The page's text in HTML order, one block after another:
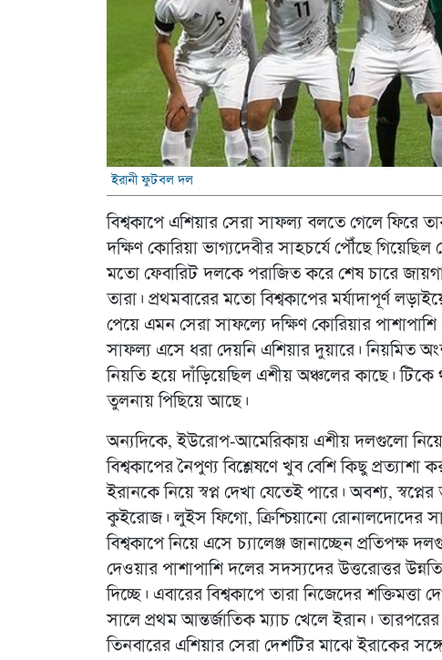
ইরানী ফুটবল দল
বিশ্বকাপে এশিয়ার সেরা সাফল্য বলতে গেলে ফিরে
দক্ষিণ কোরিয়া ভাগ্যদেবীর সাহচর্যে পৌঁছে গিয়েছিল
মতো ফেবারিট দলকে পরাজিত করে শেষ চারে
তারা। প্রথমবারের মতো বিশ্বকাপের মর্যাদাপূর্ণ
পেয়ে এমন সেরা সাফল্যে দক্ষিণ কোরিয়ার
সাফল্য এসে ধরা দেয়নি এশিয়ার দুয়ারে। নিয়মিত
নিয়তি হয়ে দাঁড়িয়েছিল এশীয় অঞ্চলের কাছে।
তুলনায় পিছিয়ে আছে।
অন্যদিকে, ইউরোপ-আমেরিকায় এশীয় দলগুলো নিয়ে
বিশ্বকাপের নৈপুণ্য বিশ্লেষণে খুব বেশি কিছু
ইরানকে নিয়ে স্বপ্ন দেখা যেতেই পারে। অবশ্য,
কুইরোজ। লুইস ফিগো, ক্রিশ্চিয়ানো রোনালদোদের
বিশ্বকাপে নিয়ে এসে চ্যালেঞ্জ জানাচ্ছেন
দেওয়ার পাশাপাশি দলের সদস্যদের উত্তরোত্তর
দিচ্ছে। এবারের বিশ্বকাপে তারা নিজেদের
সালে প্রথম আন্তর্জাতিক ম্যাচ খেলে ইরান।
তিনবারের এশিয়ার সেরা দেশটির মাঝে ইরাকের